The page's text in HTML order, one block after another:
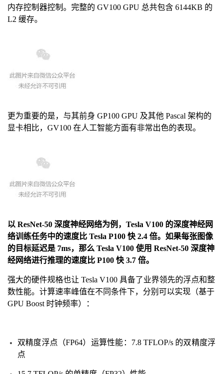
内存控制器控制。完整的 GV100 GPU 总共包含 6144KB 的
L2 缓存。
更为重要的是，与其前身 GP100 GPU 及其他 Pascal 架构的
显卡相比，GV100 在人工智能方面有非常出色的表现。
以 ResNet-50 深度神经网络为例，Tesla V100 的深度神经网
络训练任务中的速度比 Tesla P100 快 2.4 倍。如果每张图像
的目标延迟是 7ms，那么 Tesla V100 使用 ResNet-50 深度神
经网络进行推理的速度比 P100 快 3.7 倍。
强大的硬件规格也让 Tesla V100 具备了业界领先的浮点和整
数性能。计算速率峰值在不同条件下，分别可以实现（基于
GPU Boost 时钟频率）：
双精度浮点（FP64）运算性能：7.8 TFLOP/s 的双精度浮
点